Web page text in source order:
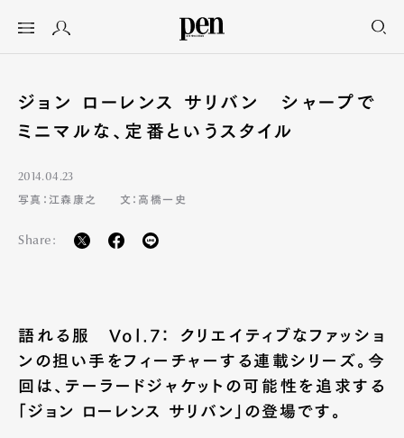
ジョン ローレンス サリバン シャープで
ミニマルな、定番というスタイル
2014.04.23
写真：江森康之
文：高橋一史
Share:
語れる服 Vol.7： クリエイティブなファッショ
ンの担い手をフィーチャーする連載シリーズ。今
回は、テーラードジャケットの可能性を追求する
「ジョン ローレンス サリバン」の登場です。